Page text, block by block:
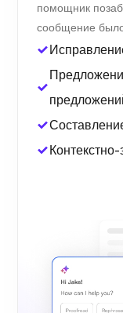
помощник
сообщение